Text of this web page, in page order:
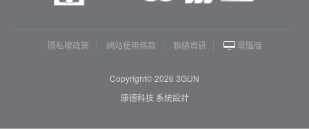
隱私權政策 網站使用條款 聯絡資訊 電腦版
Copyright© 2026 3GUN
康德科技 系統設計